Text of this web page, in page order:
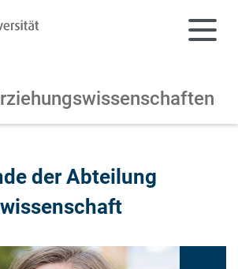
der Abteilung